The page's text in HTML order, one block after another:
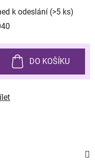
k odeslání (>5 ks)
DO KOŠÍKU